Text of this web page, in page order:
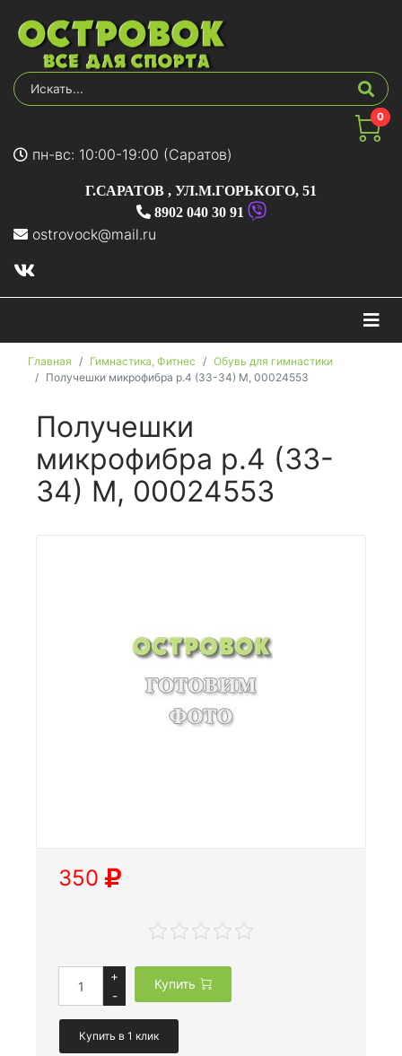
0
пн-вс: 10:00-19:00 (Саратов)
Г.САРАТОВ , УЛ.М.ГОРЬКОГО, 51
8902 040 30 91
ostrovock@mail.ru
Главная Гимнастика, Фитнес
Обувь для гимнастики
Получешки микрофибра р.4 (33-34) M, 00024553
Получешки
микрофибра р.4 (33-
34) M, 00024553
350
+
-
Купить
Купить в 1 клик